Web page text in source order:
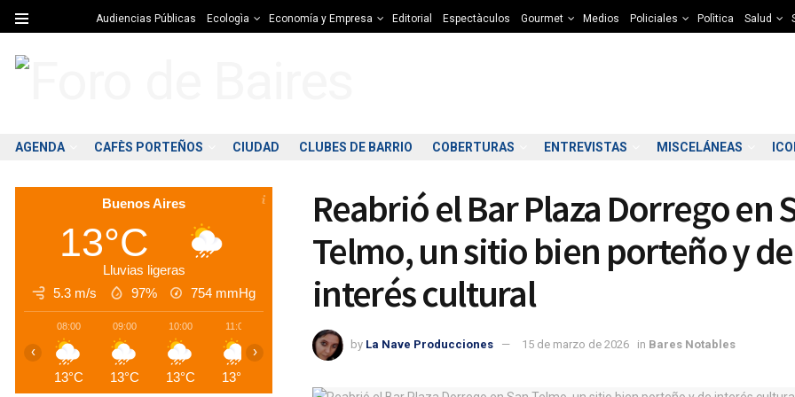
Audiencias Públicas Ecologìa Economía y Empresa Editorial Espectàculos Gourmet Medios Policiales Polìtica Salud
AGENDA CAFÈS PORTEÑOS CIUDAD CLUBES DE BARRIO COBERTURAS ENTREVISTAS MISCELÁNEAS
Reabrió el Bar Plaza Dorrego en
Telmo, un sitio bien porteño y de
interés cultural
by La Nave Producciones 15 de marzo de 2026 in Bares Notables
Buenos Aires
13°C
Lluvias ligeras
5.3 m/s
97% 754 mmHg
08:00
13°C
09:00
13°C
10:00
13°C
11:00
13°C
‹ ›